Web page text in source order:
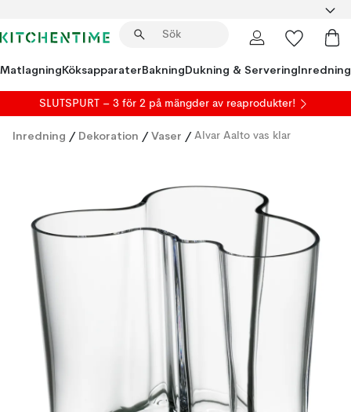
MatlagningKöksapparaterBakningDukning & ServeringInredning
SLUTSPURT – 3 för 2 på mängder av reaprodukter!
Inredning / Dekoration / Vaser / Alvar Aalto vas klar